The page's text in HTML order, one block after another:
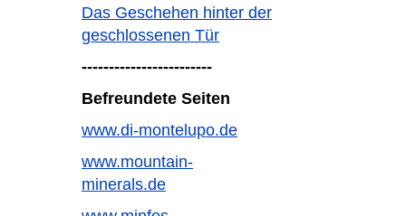
Das Geschehen hinter der
geschlossenen Tür
------------------------
Befreundete Seiten
www.di-montelupo.de
www.mountain-
minerals.de